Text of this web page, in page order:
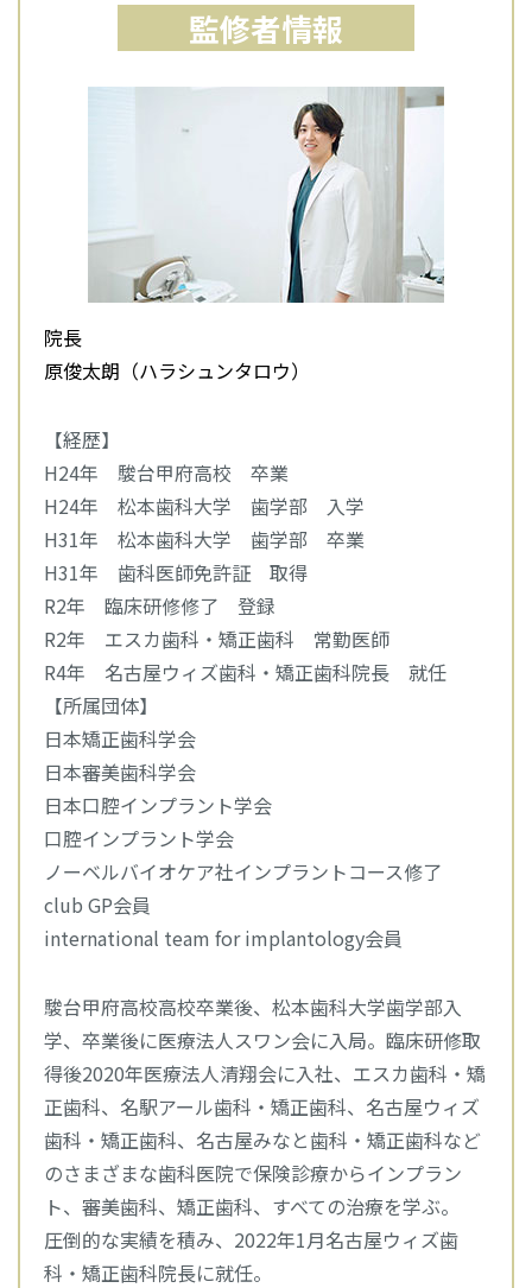
監修者情報
院長
原俊太朗（ハラシュンタロウ）
【経歴】
H24年 駿台甲府高校 卒業
H24年 松本歯科大学 歯学部 入学
H31年 松本歯科大学 歯学部 卒業
H31年 歯科医師免許証 取得
R2年 臨床研修修了 登録
R2年 エスカ歯科・矯正歯科 常勤医師
R4年 名古屋ウィズ歯科・矯正歯科院長 就任
【所属団体】
日本矯正歯科学会
日本審美歯科学会
日本口腔インプラント学会
口腔インプラント学会
ノーベルバイオケア社インプラントコース修了
club GP会員
international team for implantology会員
駿台甲府高校高校卒業後、松本歯科大学歯学部入
学、卒業後に医療法人スワン会に入局。臨床研修取
得後2020年医療法人清翔会に入社、エスカ歯科・矯
正歯科、名駅アール歯科・矯正歯科、名古屋ウィズ
歯科・矯正歯科、名古屋みなと歯科・矯正歯科など
のさまざまな歯科医院で保険診療からインプラン
ト、審美歯科、矯正歯科、すべての治療を学ぶ。
圧倒的な実績を積み、2022年1月名古屋ウィズ歯
科・矯正歯科院長に就任。